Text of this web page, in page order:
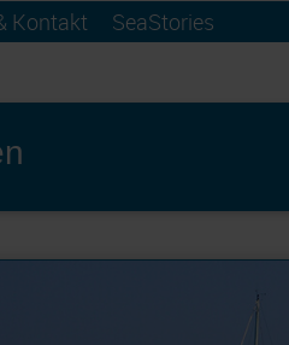
Kontakt SeaStories